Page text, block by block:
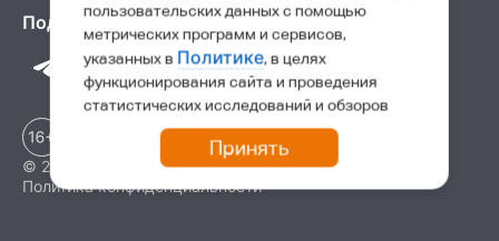
Подпишитесь на нас в соц. сетях
© 2026 Детские деревни SOS
Политика конфиденциальности
пользовательских данных с помощью
метрических программ и сервисов,
указанных в Политике, в целях
функционирования сайта и проведения
статистических исследований и обзоров
Принять